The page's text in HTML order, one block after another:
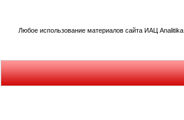
Любое использование материалов сайта ИАЦ